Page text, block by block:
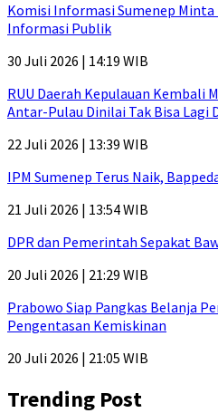
Komisi Informasi Sumenep
Informasi Publik
30 Juli 2026 | 14:19 WIB
RUU Daerah Kepulauan Kembali
Antar-Pulau Dinilai Tak Bisa Lagi
22 Juli 2026 | 13:39 WIB
IPM Sumenep Terus Naik,
21 Juli 2026 | 13:54 WIB
DPR dan Pemerintah Sepakat
20 Juli 2026 | 21:29 WIB
Prabowo Siap Pangkas Belanja
Pengentasan Kemiskinan
20 Juli 2026 | 21:05 WIB
Trending Post